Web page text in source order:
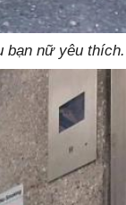
bạn nữ yêu thích.